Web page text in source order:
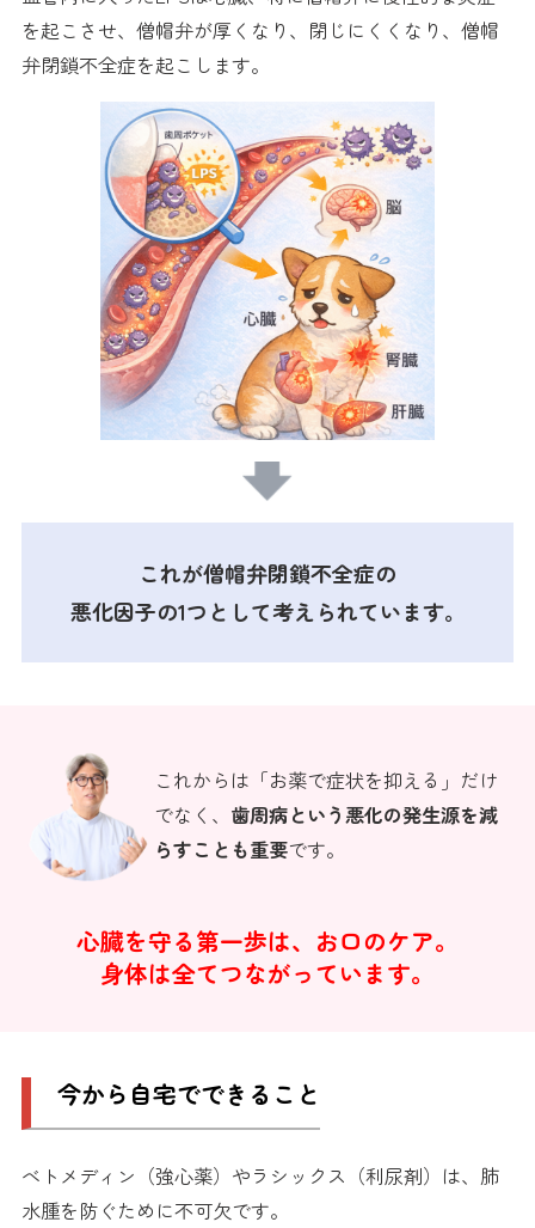
を起こさせ、僧帽弁が厚くなり、閉じにくくなり、僧帽
弁閉鎖不全症を起こします。
これが僧帽弁閉鎖不全症の
悪化因子の1つとして考えられています。
これからは「お薬で症状を抑える」だけ
でなく、 歯周病という悪化の発生源を減
らすことも重要です。
心臓を守る第一歩は、お口のケア。
身体は全てつながっています。
今から自宅でできること
べトメディン（強心薬）やラシックス（利尿剤）は、肺
水腫を防ぐために不可欠です。